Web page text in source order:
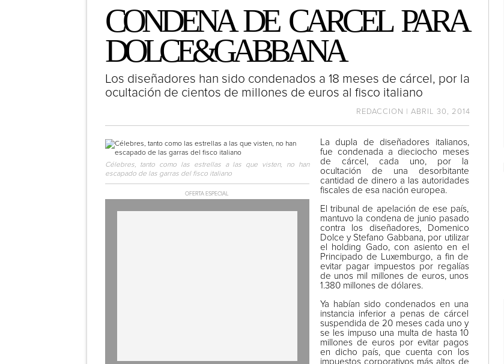
CONDENA DE CARCEL PARA
DOLCE&GABBANA
Los diseñadores han sido condenados a 18 meses de cárcel, por la
ocultación de cientos de millones de euros al fisco italiano
REDACCION | ABRIL 30, 2014
Célebres, tanto como las estrellas a las que visten, no han
escapado de las garras del fisco italiano
OFERTA ESPECIAL
La dupla de diseñadores italianos,
fue condenada a dieciocho meses
de cárcel, cada uno, por la
ocultación de una desorbitante
cantidad de dinero a las autoridades
fiscales de esa nación europea.
El tribunal de apelación de ese país,
mantuvo la condena de junio pasado
contra los diseñadores, Domenico
Dolce y Stefano Gabbana, por utilizar
el holding Gado, con asiento en el
Principado de Luxemburgo, a fin de
evitar pagar impuestos por regalías
de unos mil millones de euros, unos
1.380 millones de dólares.
Ya habían sido condenados en una
instancia inferior a penas de cárcel
suspendida de 20 meses cada uno y
se les impuso una multa de hasta 10
millones de euros por evitar pagos
en dicho país, que cuenta con los